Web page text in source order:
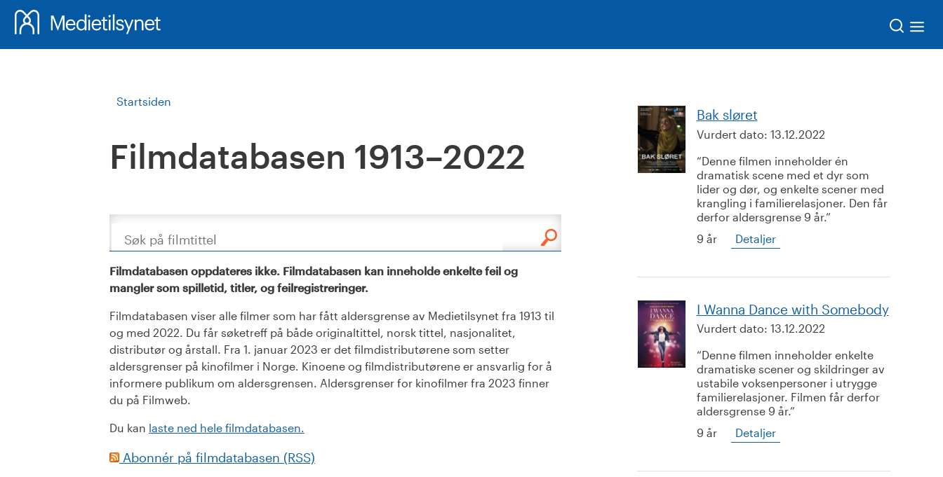
Startsiden
Filmdatabasen 1913–2022
Søk
Filmdatabasen oppdateres ikke. Filmdatabasen kan inneholde enkelte feil og
mangler som spilletid, titler, og feilregistreringer.
Filmdatabasen viser alle filmer som har fått aldersgrense av Medietilsynet fra 1913 til
og med 2022. Du får søketreff på både originaltittel, norsk tittel, nasjonalitet,
distributør og årstall. Fra 1. januar 2023 er det filmdistributørene som setter
aldersgrenser på kinofilmer i Norge. Kinoene og filmdistributørene er ansvarlig for å
informere publikum om aldersgrensen. Aldersgrenser for kinofilmer fra 2023 finner
du på Filmweb.
Du kan laste ned hele filmdatabasen.
Abonnér på filmdatabasen (RSS)
Bak sløret
Vurdert dato: 13.12.2022
Denne filmen inneholder én
dramatisk scene med et dyr som
lider og dør, og enkelte scener med
krangling i familierelasjoner. Den får
derfor aldersgrense 9 år.
9 år
Detaljer
I Wanna Dance with Somebody
Vurdert dato: 13.12.2022
Denne filmen inneholder enkelte
dramatiske scener og skildringer av
ustabile voksenpersoner i utrygge
familierelasjoner. Filmen får derfor
aldersgrense 9 år.
9 år
Detaljer